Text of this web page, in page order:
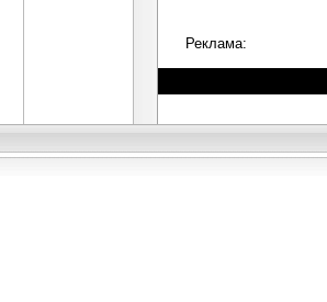
Реклама: